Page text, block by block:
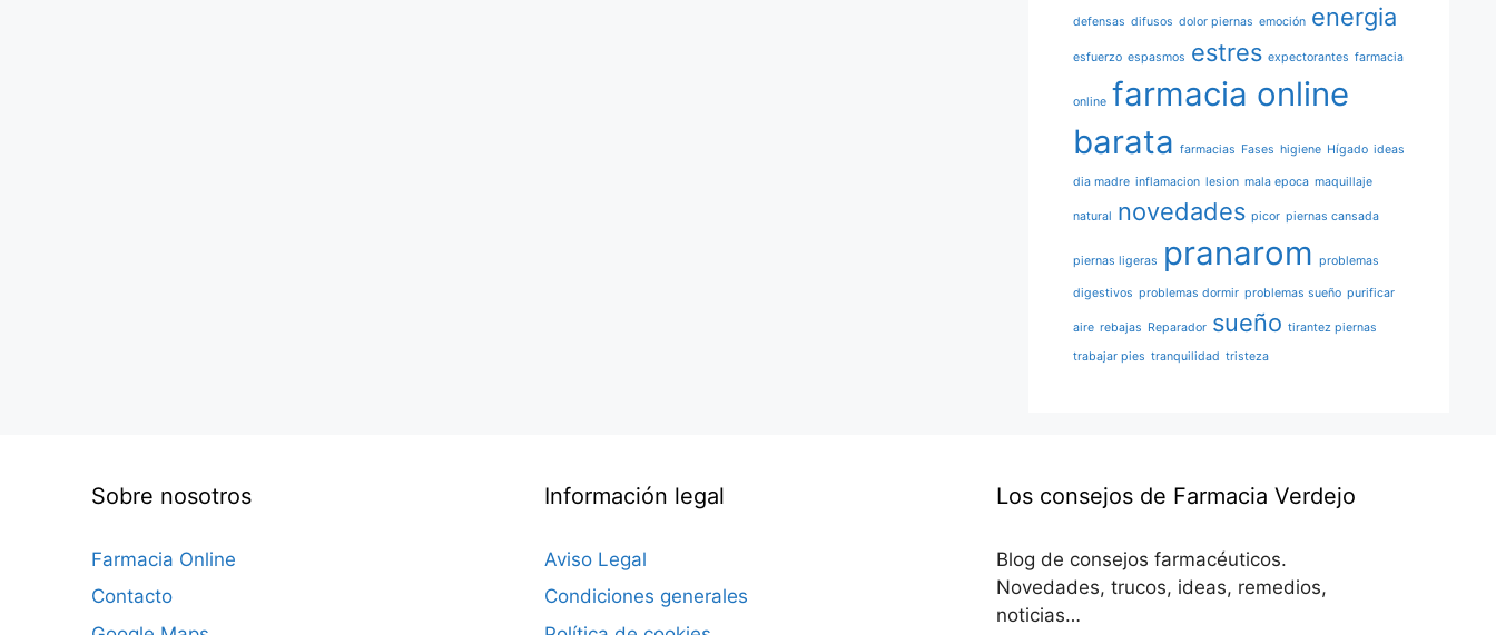
defensas difusos dolor piernas emoción energia
esfuerzo espasmos estres expectorantes farmacia
online farmacia online
barata farmacias Fases higiene Hígado ideas
dia madre inflamacion lesion mala epoca maquillaje
natural novedades picor piernas cansada
piernas ligeras pranarom problemas
digestivos problemas dormir problemas sueño purificar
aire rebajas Reparador sueño tirantez piernas
trabajar pies tranquilidad tristeza
Sobre nosotros
Farmacia Online
Contacto
Información legal
Aviso Legal
Condiciones generales
Los consejos de Farmacia Verdejo
Blog de consejos farmacéuticos.
Novedades, trucos, ideas, remedios,
noticias…